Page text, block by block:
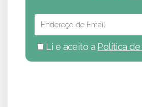
Li e aceito a Política